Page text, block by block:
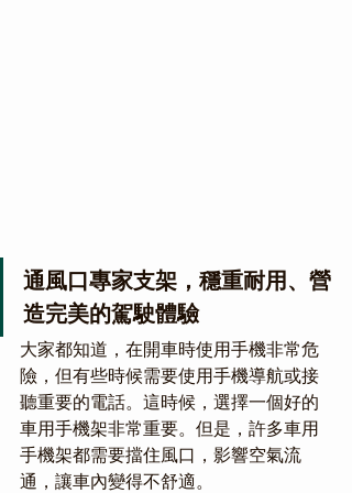
通風口專家支架，穩重耐用、營
造完美的駕駛體驗
大家都知道，在開車時使用手機非常危
險，但有些時候需要使用手機導航或接
聽重要的電話。這時候，選擇一個好的
車用手機架非常重要。但是，許多車用
手機架都需要擋住風口，影響空氣流
通，讓車內變得不舒適。